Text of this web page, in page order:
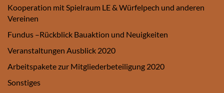
Kooperation mit Spielraum LE & Würfelpech und anderen
Vereinen
Fundus –Rückblick Bauaktion und Neuigkeiten
Veranstaltungen Ausblick 2020
Arbeitspakete zur Mitgliederbeteiligung 2020
Sonstiges